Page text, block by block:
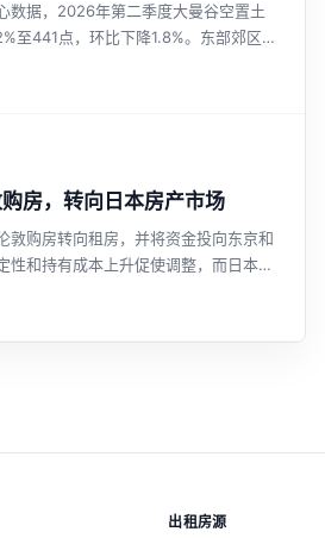
数据，2026年第二季度大曼谷空置土
至441点，环比下降1.8%。东部郊区
房，转向日本房产市场
敦购房转向租房，并将资金投向东京和
性和持有成本上升促使调整，而日本因
出租房源